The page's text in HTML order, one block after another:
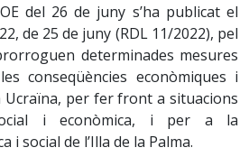
del 26 de juny s’ha publicat el
de 25 de juny (RDL 11/2022), pel
determinades mesures
conseqüències econòmiques i
Ucraïna, per fer front a situacions
i econòmica, i per a la
i social de l’Illa de la Palma.